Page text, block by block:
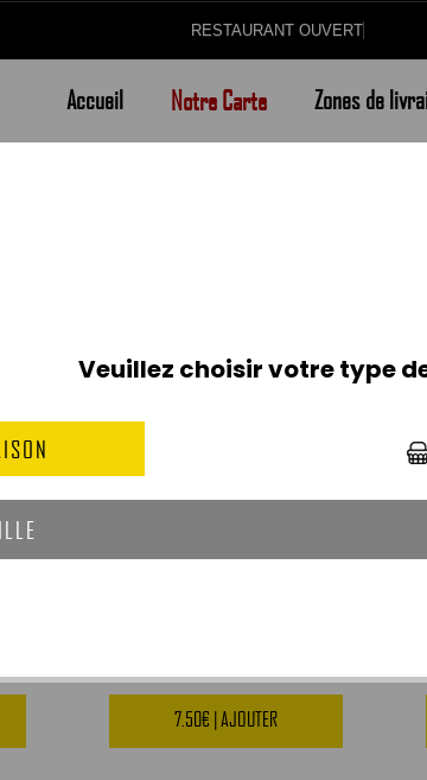
RESTAURAN
Accueil Notre Carte Zones de
7.50€ | AJOUTER